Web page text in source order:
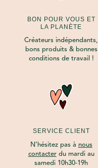
BON POUR VOUS ET
LA PLANÈTE
Créateurs indépendants,
bons produits & bonnes
conditions de travail !
SERVICE CLIENT
N’hésitez pas à nous
contacterdu mardi au
samedi 10h30-19h